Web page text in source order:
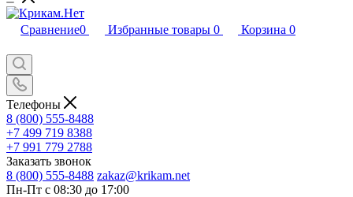
Сравнение0 Избранные товары 0 Корзина 0
Телефоны
8 (800) 555-8488
+7 499 719 8388
+7 991 779 2788
Заказать звонок
8 (800) 555-8488 zakaz@krikam.net
Пн-Пт с 08:30 до 17:00